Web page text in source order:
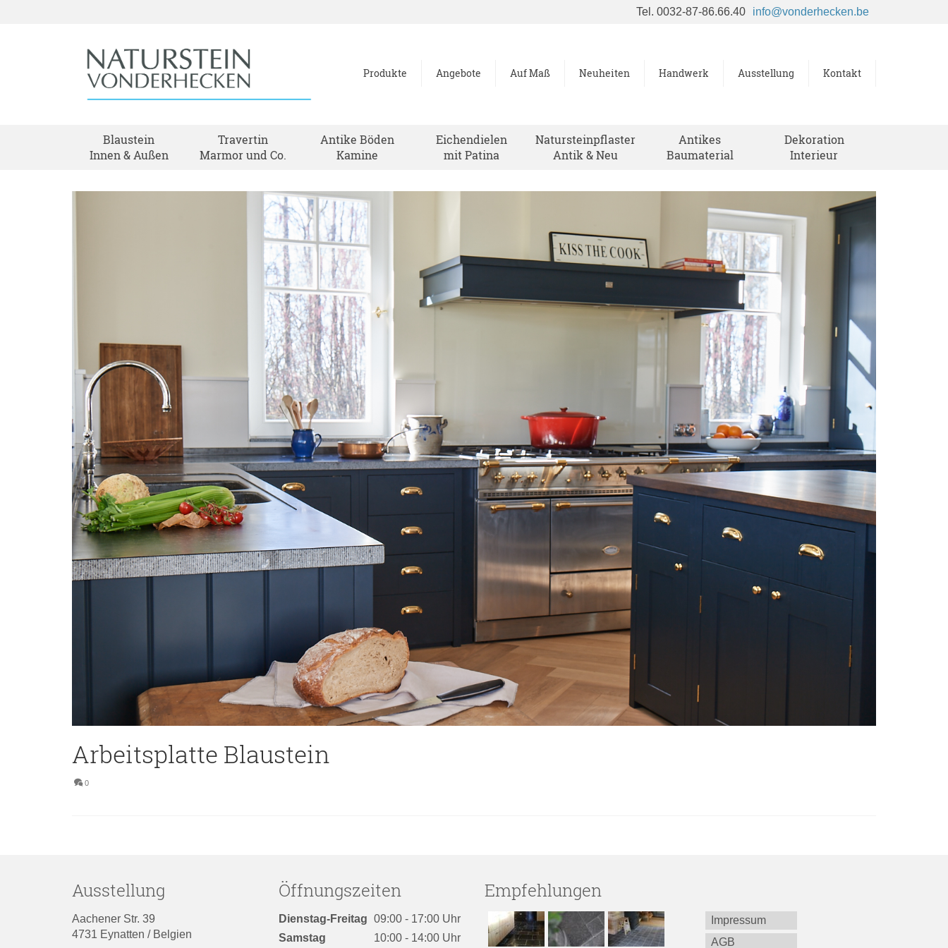
Tel. 0032-87-86.66.40 info@vonderhecken.be
Produkte Angebote Auf Maß Neuheiten Handwerk Ausstellung Kontakt
Blaustein
Innen & Außen
Travertin
Marmor und Co.
Antike Böden
Kamine
Eichendielen
mit Patina
Natursteinpflaster
Antik & Neu
Antikes
Baumaterial
Dekoration
Interieur
Arbeitsplatte Blaustein
0
Ausstellung
Aachener Str. 39
4731 Eynatten / Belgien
Öffnungszeiten
Dienstag-Freitag 09:00 - 17:00 Uhr
Samstag
10:00 - 14:00 Uhr
Empfehlungen
Impressum
AGB